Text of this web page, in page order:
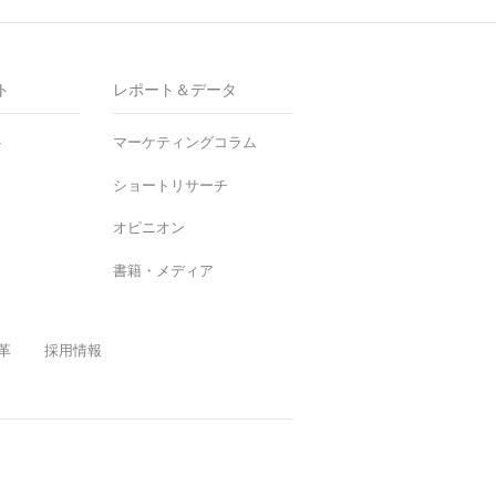
レポート＆データ
マーケティングコラム
ショートリサーチ
オピニオン
書籍・メディア
採用情報